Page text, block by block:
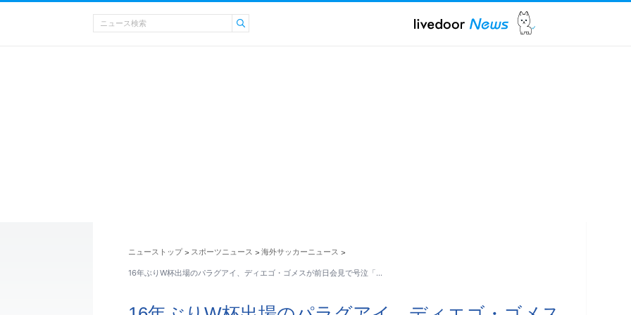
ニューストップ > スポーツニュース > 海外サッカーニュース >
16年ぶりW杯出場のパラグアイ、ディエゴ・ゴメスが前日会見で号泣「…